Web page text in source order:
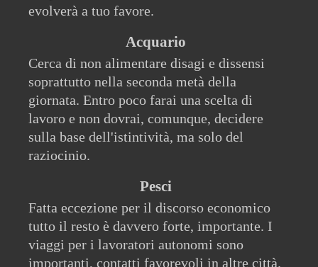
evolverà a tuo favore.
Acquario
Cerca di non alimentare disagi e dissensi
soprattutto nella seconda metà della
giornata. Entro poco farai una scelta di
lavoro e non dovrai, comunque, decidere
sulla base dell'istintività, ma solo del
raziocinio.
Pesci
Fatta eccezione per il discorso economico
tutto il resto è davvero forte, importante. I
viaggi per i lavoratori autonomi sono
importanti, contatti favorevoli in altre città.